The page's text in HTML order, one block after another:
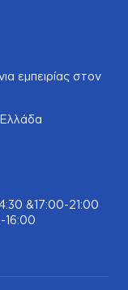
εμπειρίας στον
&17:00-21:00
16:00